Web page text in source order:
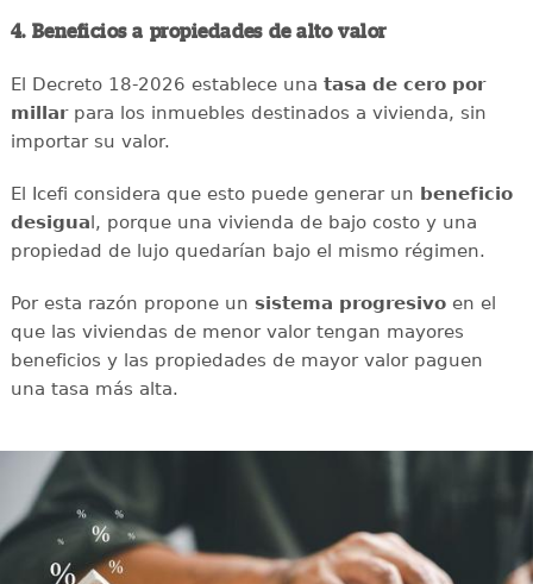
4. Beneficios a propiedades de alto valor
El Decreto 18-2026 establece una tasa de cero por
millarpara los inmuebles destinados a vivienda, sin
importar su valor.
El Icefi considera que esto puede generar un beneficio
desigual, porque una vivienda de bajo costo y una
propiedad de lujo quedarían bajo el mismo régimen.
Por esta razón propone un sistema progresivoen el
que las viviendas de menor valor tengan mayores
beneficios y las propiedades de mayor valor paguen
una tasa más alta.